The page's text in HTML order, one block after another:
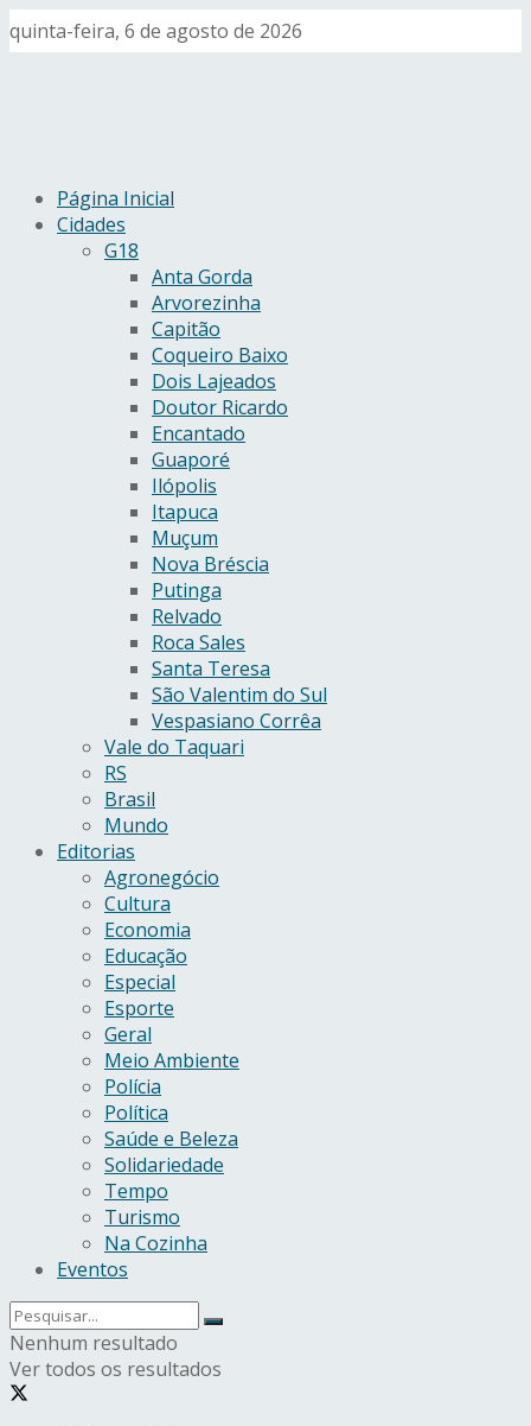
quinta-feira, 6 de agosto de 2026
Página Inicial
Cidades
G18
Anta Gorda
Arvorezinha
Capitão
Coqueiro Baixo
Dois Lajeados
Doutor Ricardo
Encantado
Guaporé
Ilópolis
Itapuca
Muçum
Nova Bréscia
Putinga
Relvado
Roca Sales
Santa Teresa
São Valentim do Sul
Vespasiano Corrêa
Vale do Taquari
RS
Brasil
Mundo
Editorias
Agronegócio
Cultura
Economia
Educação
Especial
Esporte
Geral
Meio Ambiente
Polícia
Política
Saúde e Beleza
Solidariedade
Tempo
Turismo
Na Cozinha
Eventos
Nenhum resultado
Ver todos os resultados